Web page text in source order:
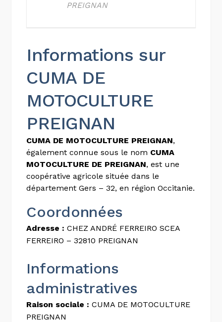
PREIGNAN
Informations sur
CUMA DE
MOTOCULTURE
PREIGNAN
CUMA DE MOTOCULTURE PREIGNAN,
également connue sous le nom CUMA
MOTOCULTURE DE PREIGNAN, est une
coopérative agricole située dans le
département Gers – 32, en région Occitanie.
Coordonnées
Adresse : CHEZ ANDRÉ FERREIRO SCEA
FERREIRO – 32810 PREIGNAN
Informations
administratives
Raison sociale : CUMA DE MOTOCULTURE
PREIGNAN